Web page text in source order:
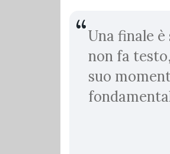
Una finale
non fa
suo